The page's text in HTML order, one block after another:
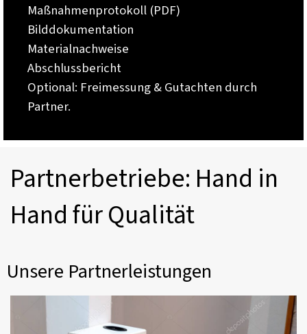
Maßnahmenprotokoll (PDF)
Bilddokumentation
Materialnachweise
Abschlussbericht
Optional: Freimessung & Gutachten durch
Partner.
Partnerbetriebe: Hand in
Hand für Qualität
Unsere Partnerleistungen